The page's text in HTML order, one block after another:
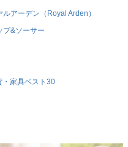
ルアーデン（Royal Arden）
プ&ソーサー
・家具ベスト30